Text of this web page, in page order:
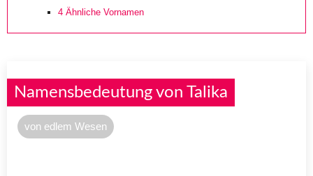
4 Ähnliche Vornamen
Namensbedeutung von Talika
von edlem Wesen